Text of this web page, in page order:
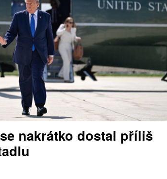
nakrátko dostal příliš